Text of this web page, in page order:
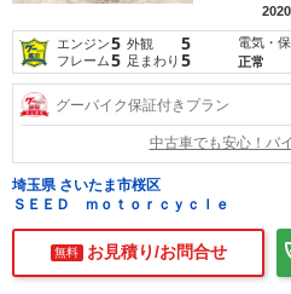
エンジン5 外観 5
フレーム5 足まわり 5
電気・
正常
グーバイク保証付きプラン
中古車でも安心！バ
埼玉県 さいたま市桜区
ＳＥＥＤ ｍｏｔｏｒｃｙｃｌｅ
無料 お見積り/お問合せ